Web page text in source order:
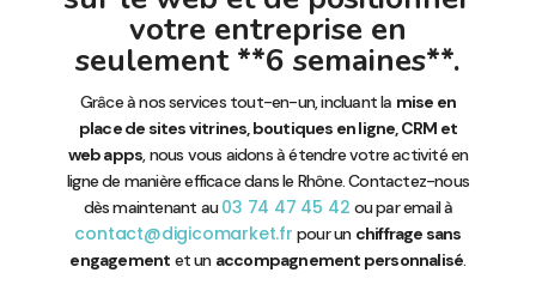
votre entreprise en
seulement **6 semaines**.
Grâce à nos services tout-en-un, incluant la mise en
place de sites vitrines, boutiques en ligne, CRM et
web apps, nous vous aidons à étendre votre activité en
ligne de manière efficace dans le Rhône. Contactez-nous
dès maintenant au03 74 47 45 42 ou par email à
contact@digicomarket.fr pour un chiffrage sans
engagement et un accompagnement personnalisé.